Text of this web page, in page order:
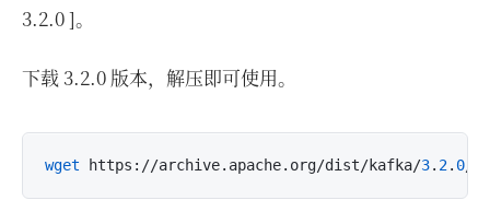
3.2.0 ]。
下载 3.2.0 版本，解压即可使用。
wget https://archive.apache.org/dist/kafka/3. 2. 0